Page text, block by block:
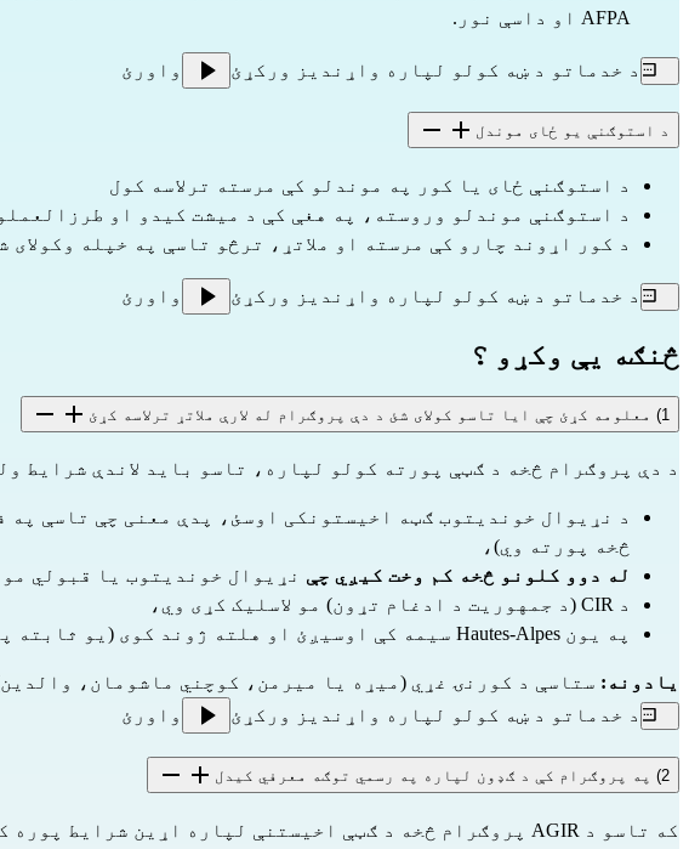
AFPA او داسې نور.
د خدماتو د ښه کولو لپاره واړندیز ورکړئ واورئ
د استوګنې یو ځای موندل
د استوګنې ځای یا کور په موندلو کې مرسته ترلاسه کول
د استوګنې موندلو وروسته، په هغې کې د میشت کیدو او
د کور اړوند چارو کې مرسته او ملاتړ، ترڅو تاسې په خپله
د خدماتو د ښه کولو لپاره واړندیز ورکړئ واورئ
څنګه یې وکړو ؟
1) معلومه کړئ چې ایا تاسو کولای شئ د دې پروګرام له لارې ملاتړ ترلاسه کړئ
د دې پروګرام څخه د ګټې پورته کولو لپاره، تاسو باید لاندې شرایط
څخه پورته وي)،
له دوو کلونو څخه کم وخت کیږي چې نړیوال خوندیتوب یا قبولي مو
د CIR (د جمهوریت د ادغام تړون) مو لاسلیک کړی وي،
په یون Hautes-Alpes سیمه کې اوسیږئ او هلته ژوند کوی (یو ثابته پته یا دومسیل لرل).
یادونه: ستاسې د کورنۍ غړي (میړه یا میرمن، کوچني ماشومان،
د خدماتو د ښه کولو لپاره واړندیز ورکړئ
واورئ
2) په پروګرام کې د ګډون لپاره په رسمي توګه معرفي کیدل
که تاسو د AGIR پروګرام څخه د ګټې اخیستنې لپاره اړین شرایط پوره کړی (1 برخه وګورئ)، نو تاسې به په مستقیمه توګه د اوفي ادارې